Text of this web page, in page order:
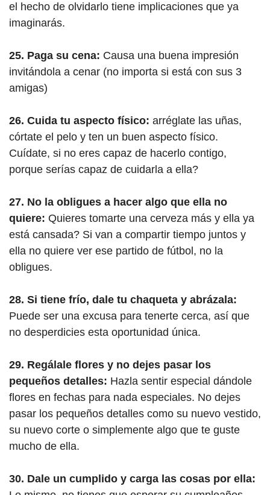
el hecho de olvidarlo tiene implicaciones que ya
imaginarás.
25. Paga su cena: Causa una buena impresión
invitándola a cenar (no importa si está con sus 3
amigas)
26. Cuida tu aspecto físico: arréglate las uñas,
córtate el pelo y ten un buen aspecto físico.
Cuídate, si no eres capaz de hacerlo contigo,
porque serías capaz de cuidarla a ella?
27. No la obligues a hacer algo que ella no
quiere: Quieres tomarte una cerveza más y ella ya
está cansada? Si van a compartir tiempo juntos y
ella no quiere ver ese partido de fútbol, no la
obligues.
28. Si tiene frío, dale tu chaqueta y abrázala:
Puede ser una excusa para tenerte cerca, así que
no desperdicies esta oportunidad única.
29. Regálale flores y no dejes pasar los
pequeños detalles: Hazla sentir especial dándole
flores en fechas para nada especiales. No dejes
pasar los pequeños detalles como su nuevo vestido,
su nuevo corte o simplemente algo que te guste
mucho de ella.
30. Dale un cumplido y carga las cosas por ella: